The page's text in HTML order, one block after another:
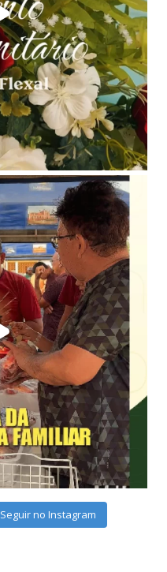
Seguir no Instagram